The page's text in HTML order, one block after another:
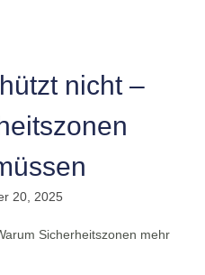
nicht –
20, 2025